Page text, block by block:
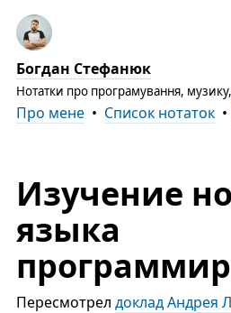
Богдан Стефанюк
Нотатки про програмування,
Про мене• Список нотаток•
Изучение
языка
Пересмотрел доклад Андрея